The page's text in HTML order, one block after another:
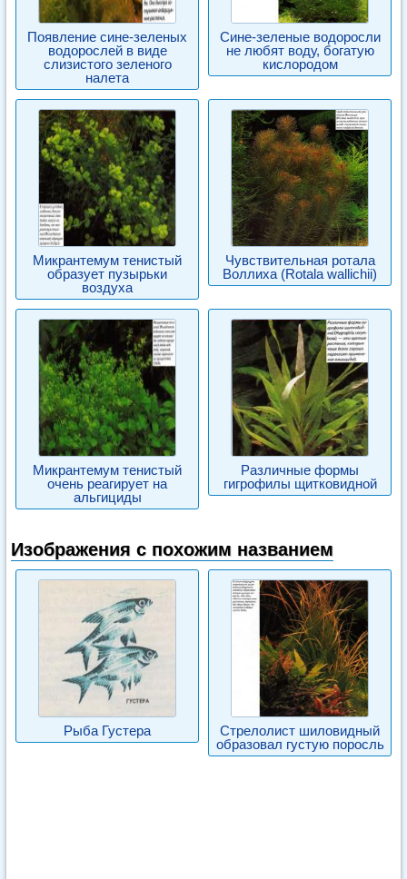
Появление сине-зеленых
водорослей в виде
слизистого зеленого
налета
Сине-зеленые водоросли
не любят воду, богатую
кислородом
Микрантемум тенистый
образует пузырьки
воздуха
Чувствительная ротала
Воллиха (Rotala wallichii)
Микрантемум тенистый
очень реагирует на
альгициды
Различные формы
гигрофилы щитковидной
Изображения с похожим названием
Рыба Густера
Стрелолист шиловидный
образовал густую поросль